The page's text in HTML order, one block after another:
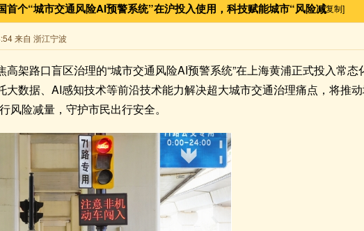
首个“城市交通风险AI预警系统”在沪投入使用，科技赋能城市“风险减[复制]
来自 浙江宁波
高架路口盲区治理的“城市交通风险AI预警系统”在上海黄浦正式投入常
数据、AI感知技术等前沿技术能力解决超大城市交通治理痛点，将推动
风险减量，守护市民出行安全。